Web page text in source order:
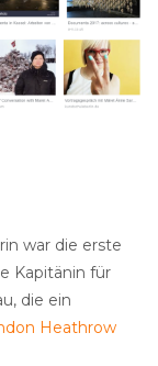
war die erste
Kapitänin für
die ein
Heathrow